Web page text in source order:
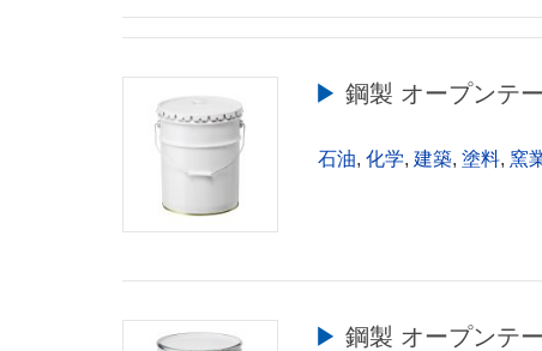
▶︎ 鋼製 オープンテ
石油, 化学, 建築, 塗料, 窯
▶︎ 鋼製 オープンテ